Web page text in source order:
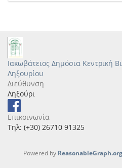
Ιακωβάτειος Δημόσια Κεντρική
Ληξουρίου
Διεύθυνση
Ληξούρι
Επικοινωνία
Τηλ: (+30) 26710 91325
Powered by ReasonableGraph.org